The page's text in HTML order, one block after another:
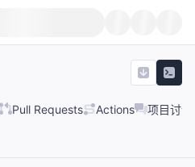
Pull Requests Actions 项目讨论